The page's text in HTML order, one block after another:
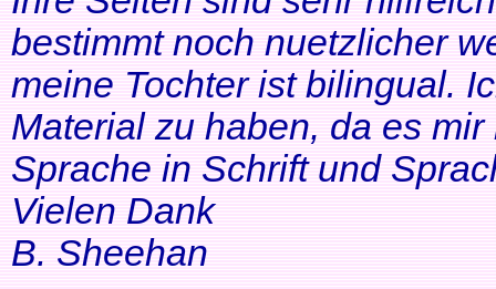
bestimmt noch nuetzlicher
meine Tochter ist bilingual.
Material zu haben, da es
Sprache in Schrift und
Vielen Dank
B. Sheehan